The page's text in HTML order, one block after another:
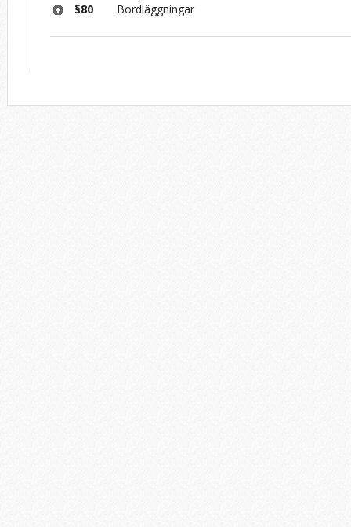
§80 Bordläggningar